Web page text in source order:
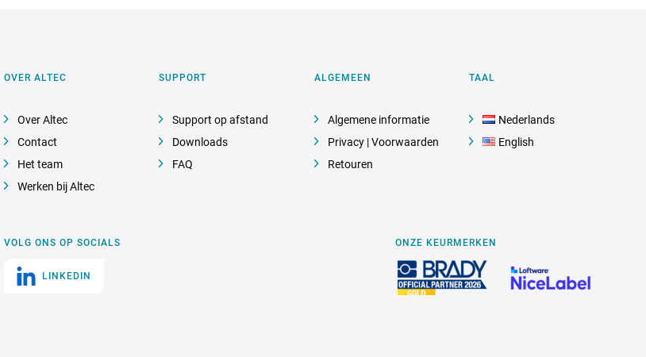
OVER ALTEC
Over Altec
Contact
Het team
Werken bij Altec
SUPPORT
Support op afstand
Downloads
FAQ
ALGEMEEN
Algemene informatie
Privacy | Voorwaarden
Retouren
TAAL
Nederlands
English
VOLG ONS OP SOCIALS
LINKEDIN
ONZE KEURMERKEN